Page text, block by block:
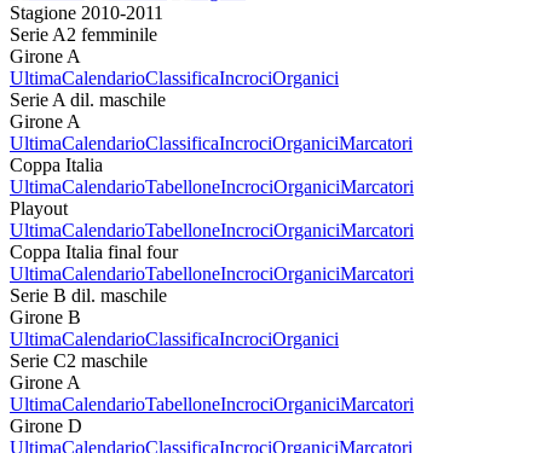
Stagione 2010-2011
Serie A2 femminile
Girone A
UltimaCalendarioClassificaIncrociOrganici
Serie A dil. maschile
Girone A
UltimaCalendarioClassificaIncrociOrganiciMarcatori
Coppa Italia
UltimaCalendarioTabelloneIncrociOrganiciMarcatori
Playout
UltimaCalendarioTabelloneIncrociOrganiciMarcatori
Coppa Italia final four
UltimaCalendarioTabelloneIncrociOrganiciMarcatori
Serie B dil. maschile
Girone B
UltimaCalendarioClassificaIncrociOrganici
Serie C2 maschile
Girone A
UltimaCalendarioTabelloneIncrociOrganiciMarcatori
Girone D
UltimaCalendarioClassificaIncrociOrganiciMarcatori